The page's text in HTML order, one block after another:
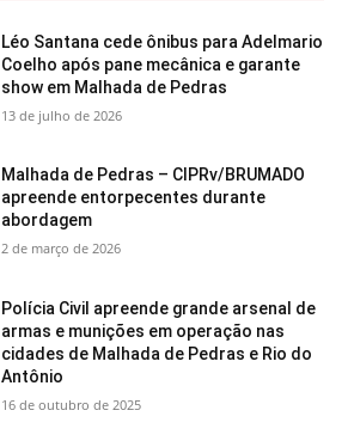
Léo Santana cede ônibus para Adelmario
Coelho após pane mecânica e garante
show em Malhada de Pedras
13 de julho de 2026
Malhada de Pedras – CIPRv/BRUMADO
apreende entorpecentes durante
abordagem
2 de março de 2026
Polícia Civil apreende grande arsenal de
armas e munições em operação nas
cidades de Malhada de Pedras e Rio do
Antônio
16 de outubro de 2025